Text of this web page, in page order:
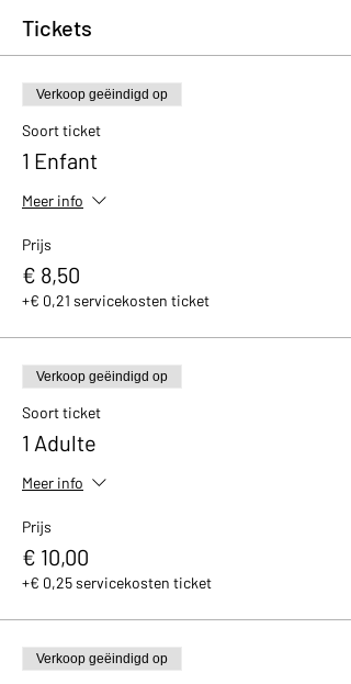
Tickets
Verkoop geëindigd op
Soort ticket
1 Enfant
Meer info
Prijs
€ 8,50
+€ 0,21 servicekosten ticket
Verkoop geëindigd op
Soort ticket
1 Adulte
Meer info
Prijs
€ 10,00
+€ 0,25 servicekosten ticket
Verkoop geëindigd op